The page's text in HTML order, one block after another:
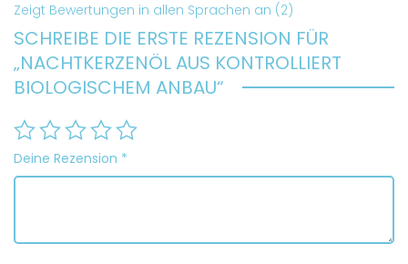
Zeigt Bewertungen in allen Sprachen an (2)
SCHREIBE DIE ERSTE REZENSION FÜR
„NACHTKERZENÖL AUS KONTROLLIERT
BIOLOGISCHEM ANBAU“
Deine Rezension *